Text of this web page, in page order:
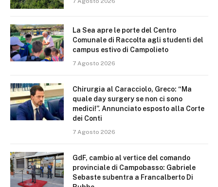
La Sea apre le porte del Centro
Comunale di Raccolta agli studenti del
campus estivo di Campolieto
7 Agosto 2026
Chirurgia al Caracciolo, Greco: “Ma
quale day surgery se non ci sono
medici!”. Annunciato esposto alla Corte
dei Conti
7 Agosto 2026
GdF, cambio al vertice del comando
provinciale di Campobasso: Gabriele
Sebaste subentra a Francalberto Di